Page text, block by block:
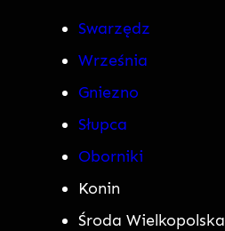
Swarzędz
Września
Gniezno
Słupca
Oborniki
Konin
Środa Wielkopolska